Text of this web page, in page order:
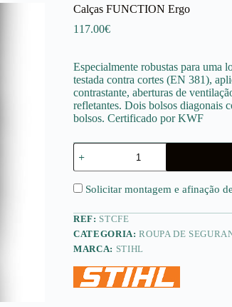
Calças FUNCTION Ergo
117.00€
Especialmente robustas para uma
testada contra cortes (EN 381),
contrastante, aberturas de
refletantes. Dois bolsos diagonais
bolsos. Certificado por KWF
Quantidade
de
Calças
FUNCTION
Ergo
Solicitar montagem e afinação
REF: STCFE
CATEGORIA:ROUPA DE
MARCA: STIHL